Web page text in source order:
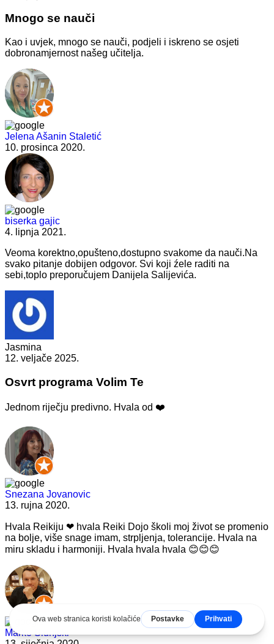
Mnogo se nauči
Kao i uvjek, mnogo se nauči, podjeli i iskreno se osjeti
dobronamjernost našeg učitelja.
Jelena Ašanin Staletić
10. prosinca 2020.
biserka gajic
4. lipnja 2021.
Veoma korektno,opušteno,dostupno svakome da nauči.Na
svako pitanje dobijen odgovor. Svi koji źele raditi na
sebi,toplo preporučujem Danijela Salijevića.
Jasmina
12. veljače 2025.
Osvrt programa Volim Te
Jednom riječju predivno. Hvala od ❤️
Snezana Jovanovic
13. rujna 2020.
Hvala Reikiju ❤ hvala Reiki Dojo školi moj život se promenio
na bolje, više snage imam, strpljenja, tolerancije. Hvala na
miru skladu i harmoniji. Hvala hvala hvala 😊😊😊
Marko Slunjski